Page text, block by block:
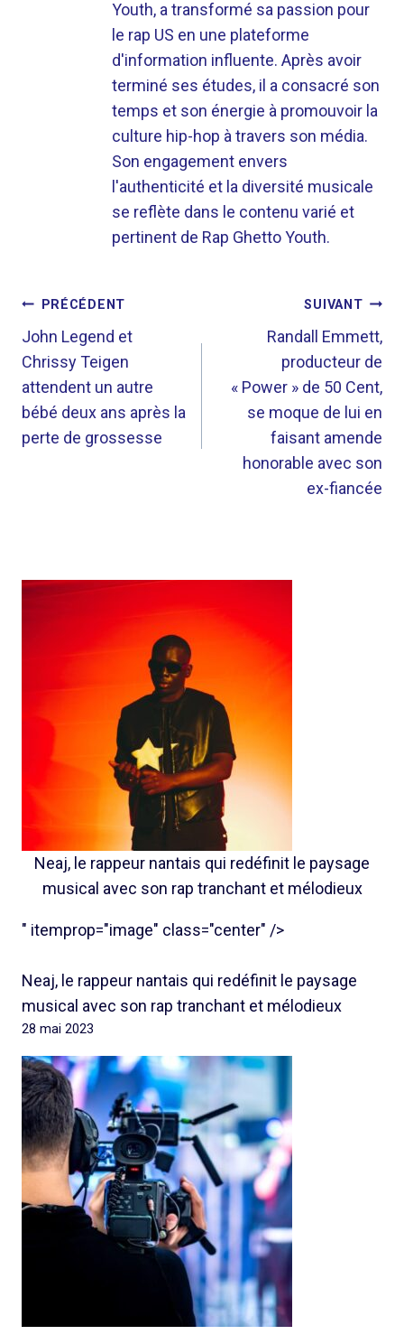
Youth, a transformé sa passion pour
le rap US en une plateforme
d'information influente. Après avoir
terminé ses études, il a consacré son
temps et son énergie à promouvoir la
culture hip-hop à travers son média.
Son engagement envers
l'authenticité et la diversité musicale
se reflète dans le contenu varié et
pertinent de Rap Ghetto Youth.
NAVIGATION
DE
L’ARTICLE
PRÉCÉDENT
John Legend et
Chrissy Teigen
attendent un autre
bébé deux ans après la
perte de grossesse
SUIVANT
Randall Emmett,
producteur de
« Power » de 50 Cent,
se moque de lui en
faisant amende
honorable avec son
ex-fiancée
Neaj, le rappeur nantais qui redéfinit le paysage
musical avec son rap tranchant et mélodieux
" itemprop="image" class="center" />
Neaj, le rappeur nantais qui redéfinit le paysage
musical avec son rap tranchant et mélodieux
28 mai 2023